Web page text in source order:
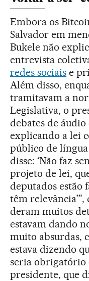
Embora os
Salvador em
Bukele não
entrevista
redes sociaise
Além disso,
tramitavam a
Legislativa, o
debates de
explicando a lei
público de língua
disse: ‘Não faz
projeto de lei,
deputados estão
têm relevância’”,
deram muitos
estavam dando
muito absurdas,
estava dizendo
seria obrigatório
presidente, que